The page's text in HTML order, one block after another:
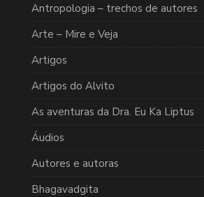
Antropologia – trechos de autores
Arte – Mire e Veja
Artigos
Artigos do Alvito
As aventuras da Dra. Eu Ka Liptus
Áudios
Autores e autoras
Bhagavadgita